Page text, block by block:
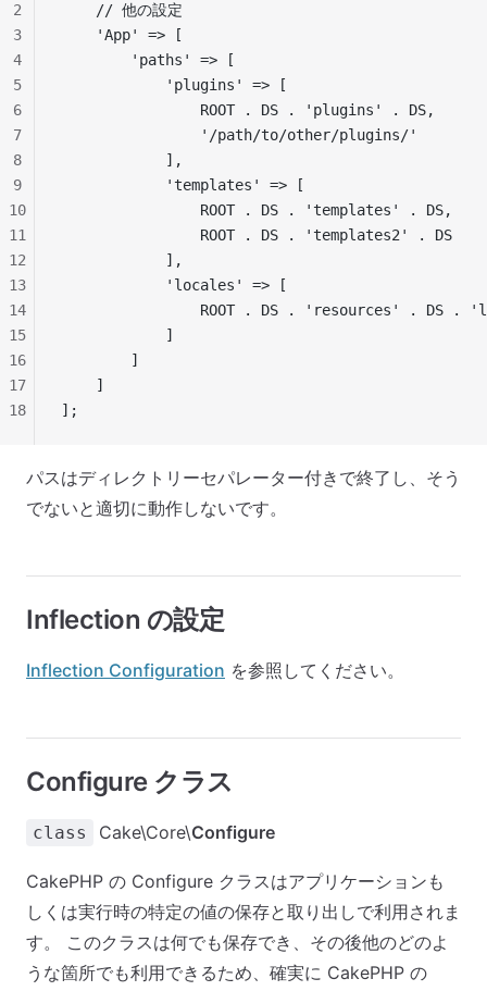
    // 他の設定
    'App' => [
        'paths' => [
            'plugins' => [
                ROOT . DS . 'plugins' . DS,
                '/path/to/other/plugins/'
            ],
            'templates' => [
                ROOT . DS . 'templates' . DS,
                ROOT . DS . 'templates2' . DS
            ],
            'locales' => [
ROOT . DS . 'resources' . DS .
            ]
        ]
    ]
];
2
3
4
5
6
7
8
9
10
11
12
13
14
15
16
17
18
パスはディレクトリーセパレーター付きで終了し、そう
でないと適切に動作しないです。
Inflection の設定
Inflection Configuration を参照してください。
Configure クラス
class Cake\Core\Configure
CakePHP の Configure クラスはアプリケーションも
しくは実行時の特定の値の保存と取り出しで利用されま
す。 このクラスは何でも保存でき、その後他のどのよ
うな箇所でも利用できるため、確実に CakePHP の